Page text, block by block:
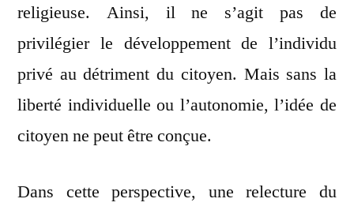
religieuse. Ainsi, il ne s’agit pas de
privilégier le développement de l’individu
privé au détriment du citoyen. Mais sans la
liberté individuelle ou l’autonomie, l’idée de
citoyen ne peut être conçue.
Dans cette perspective, une relecture du